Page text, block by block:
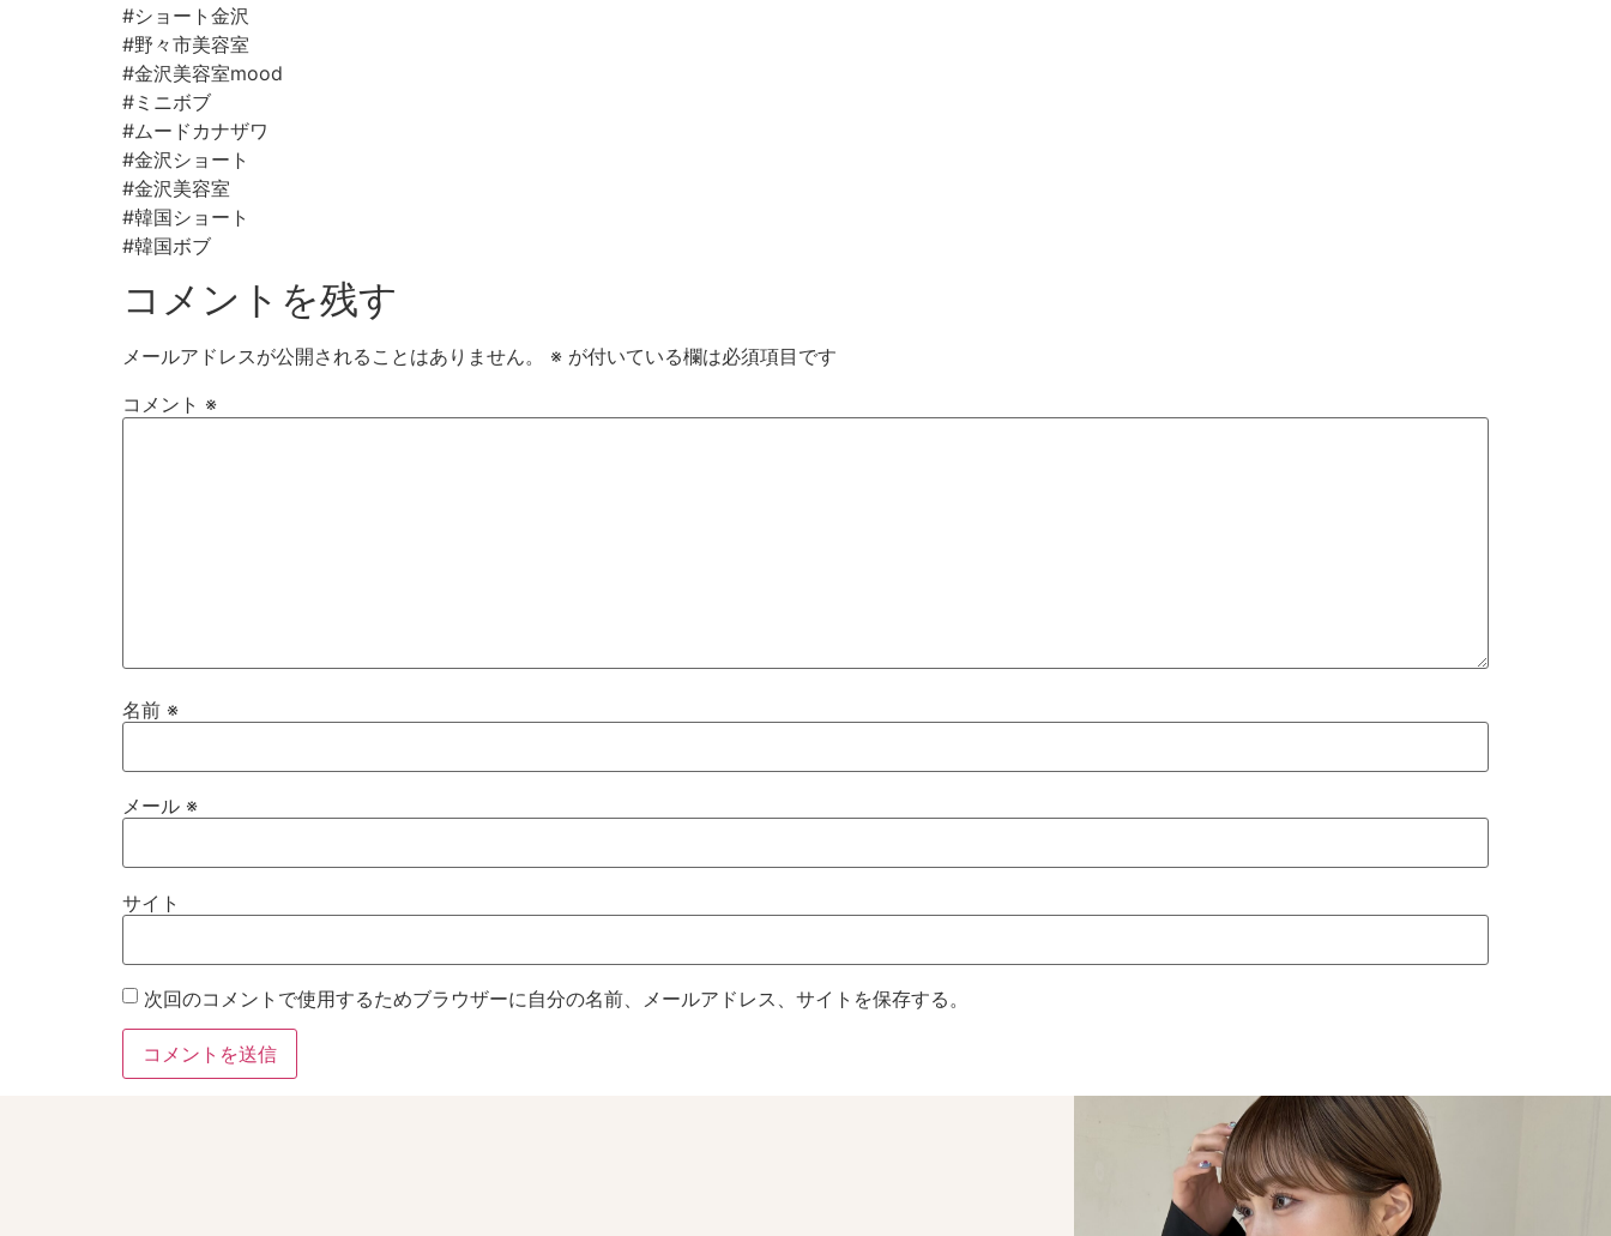
#ショート金沢
#野々市美容室⠀
#金沢美容室mood ⠀
#ミニボブ⠀
#ムードカナザワ⠀
#金沢ショート
#金沢美容室⠀
#韓国ショート
#韓国ボブ
コメントを残す
メールアドレスが公開されることはありません。 ※ が付いている欄は必須項目です
コメント ※
名前 ※
メール ※
サイト
次回のコメントで使用するためブラウザーに自分の名前、メールアドレス、サイトを保存する。